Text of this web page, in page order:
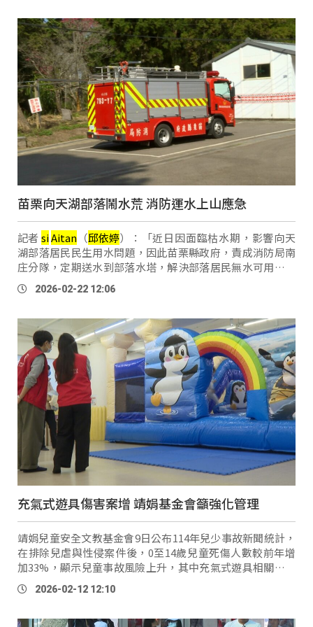
苗栗向天湖部落鬧水荒 消防運水上山應急
記者siAitan （邱依婷）：「近日因面臨枯水期，影響向天
湖部落居民民生用水問題，因此苗栗縣政府，責成消防局南
庄分隊，定期送水到部落水塔，解決部落居民無水可用的問
題。」 苗栗縣政府消防局第三大隊副隊長 李乾偉：「我們目
前的話，南庄因為它是小型 …
2026-02-22 12:06
充氣式遊具傷害案增 靖娟基金會籲強化管理
靖娟兒童安全文教基金會9日公布114年兒少事故新聞統計，
在排除兒虐與性侵案件後，0至14歲兒童死傷人數較前年增
加33%，顯示兒童事故風險上升，其中充氣式遊具相關傷害
案例明顯增加。 記者
是公園的固定式遊 …
2026-02-12 12:10